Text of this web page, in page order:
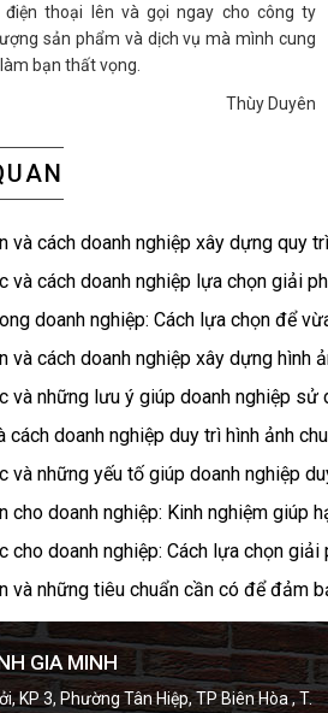
điện thoại lên và gọi ngay cho công ty
sản phẩm và dịch vụ mà mình cung
bạn thất vọng.
Thùy Duyên
và cách doanh nghiệp xây dựng quy
và cách doanh nghiệp lựa chọn giải
doanh nghiệp: Cách lựa chọn để
và cách doanh nghiệp xây dựng hình
và những lưu ý giúp doanh nghiệp sử
doanh nghiệp duy trì hình ảnh
và những yếu tố giúp doanh nghiệp
cho doanh nghiệp: Kinh nghiệm giúp
cho doanh nghiệp: Cách lựa chọn
và những tiêu chuẩn cần có để đảm
GIA MINH
KP 3, Phường Tân Hiệp, TP Biên Hòa , T.